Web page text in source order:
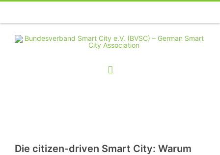
TelefonFacebookTwitterYoutubeInstagramLinkedinRSS
Die citizen-driven Smart City: Warum